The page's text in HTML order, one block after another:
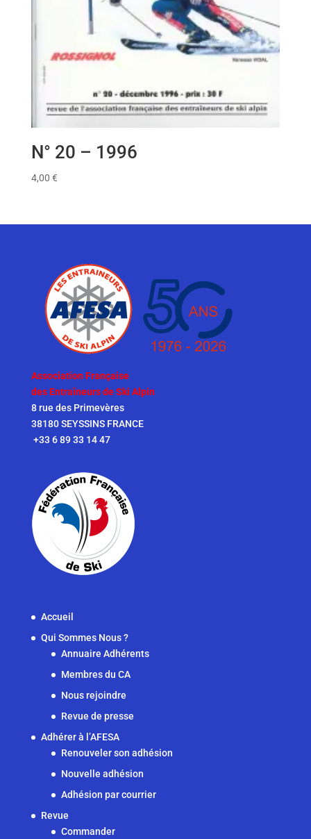
N° 20 – 1996
4,00 €
Association Française
des Entraîneurs de Ski Alpin
8 rue des Primevères
38180 SEYSSINS FRANCE
+33 6 89 33 14 47
Accueil
Qui Sommes Nous ?
Annuaire Adhérents
Membres du CA
Nous rejoindre
Revue de presse
Adhérer à l’AFESA
Renouveler son adhésion
Nouvelle adhésion
Adhésion par courrier
Revue
Commander